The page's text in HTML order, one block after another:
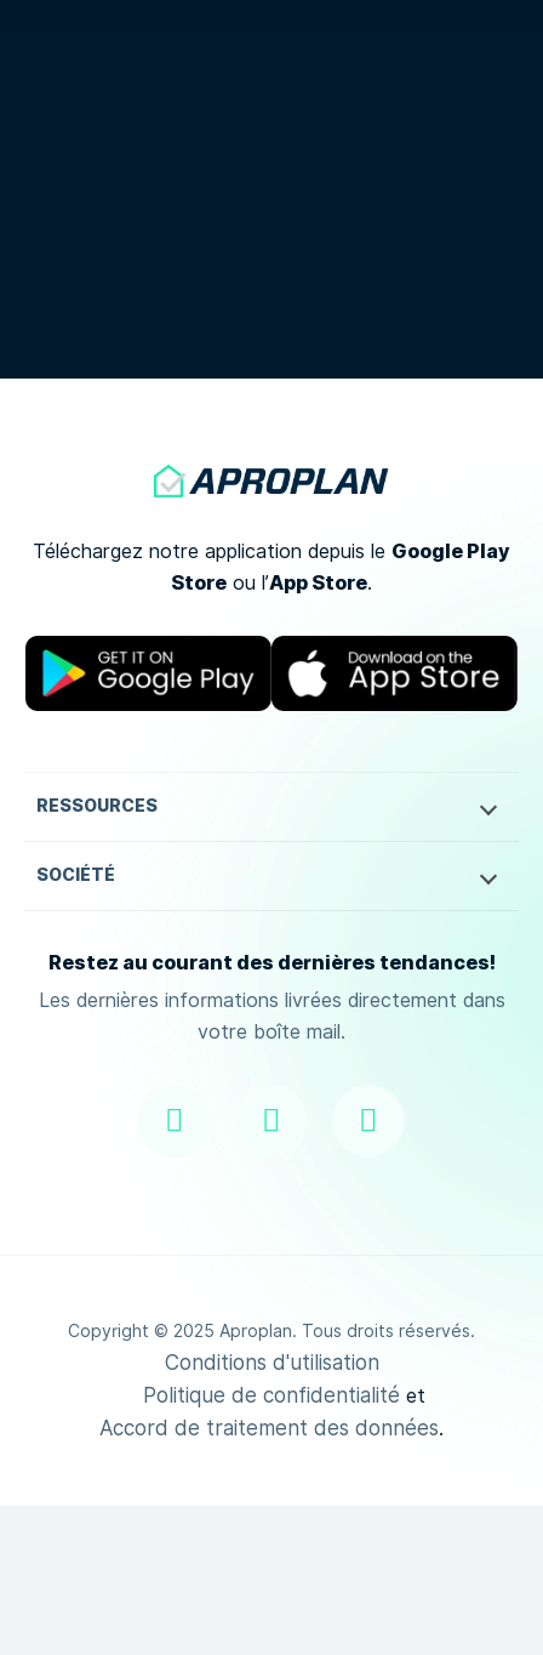
Téléchargez notre application depuis le Google Play
Store ou l’App Store.
RESSOURCES
SOCIÉTÉ
Restez au courant des dernières tendances!
Les dernières informations livrées directement dans
votre boîte mail.
Copyright © 2025 Aproplan. Tous droits réservés.
Conditions d'utilisation
Politique de confidentialité et
Accord de traitement des données.